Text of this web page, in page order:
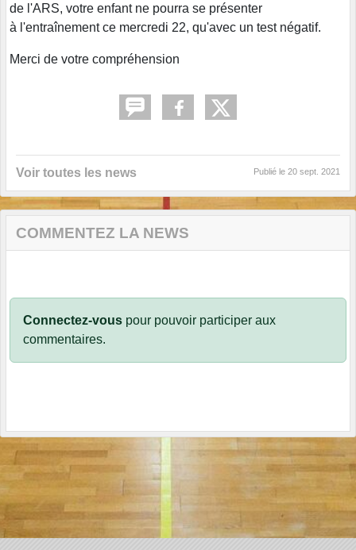
de l'ARS, votre enfant ne pourra se présenter
à l'entraînement ce mercredi 22, qu'avec un test négatif.
Merci de votre compréhension
Voir toutes les news Publié le 20 sept. 2021
COMMENTEZ LA NEWS
Connectez-vous pour pouvoir participer aux
commentaires.